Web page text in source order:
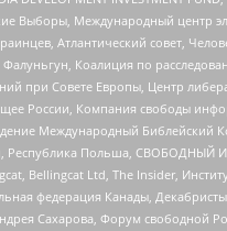
Выборы, Международный центр
Атлантический совет,
Коалиция по
при Совете Европы, Центр
России, Компания свободы
Международный Библейский
Республика Польша, СВОБОДНЫЙ
Bellingcat Ltd, The Insider,
федерация Канады,
Сахарова, Форум свободной